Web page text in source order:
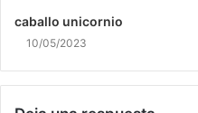
caballo unicornio
10/05/2023